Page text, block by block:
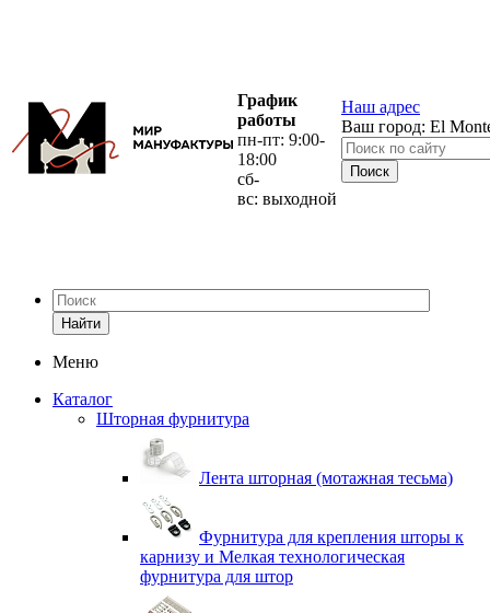
График
работы
пн-пт: 9:00-
18:00
сб-
вс: выходной
Наш адрес
Ваш город: El
Найти
Меню
Каталог
Шторная фурнитура
Лента шторная (мотажная тесьма)
Фурнитура для крепления шторы к
карнизу и Мелкая технологическая
фурнитура для штор